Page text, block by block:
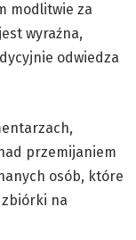
modlitwie za
wyraźna,
odwiedza
przemijaniem
osób, które
zbiórki na